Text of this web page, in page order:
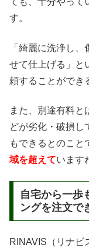
す。
「綺麗に洗浄し
せて仕上げる」と
頼することができ
また、別途有料と
どが劣化・破損し
もできるとのこと
域を超えています
自宅から一歩
ングを注文で
RINAVIS（リナビ